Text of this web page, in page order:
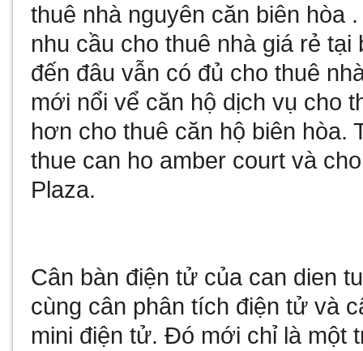
thuê nhà nguyên căn biên hòa
nhu cầu cho thuê nhà giá rẻ tại
đến đâu vẫn có đủ cho thuê
mới nổi vể căn hộ dịch vụ cho
hơn cho thuê căn hộ biên hòa.
thue can ho amber court và
Plaza.
Cân bàn điện tử của can dien tu
cùng cân phân tích điện tử và
mini điện tử. Đó mới chỉ là một